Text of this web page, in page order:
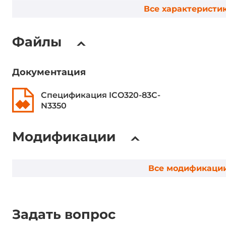
Разъемы для модулей оперативной
памяти
Встроен в
Общее количество Ethernet портов
Все
Файлы
Документация
Спецификация ICO320-83C-
N3350
Модификации
Все
Задать вопрос